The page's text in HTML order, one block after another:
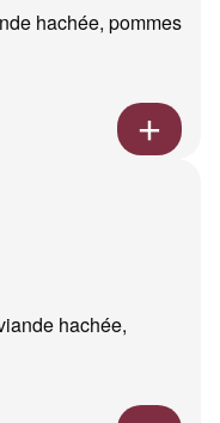
hachée, pommes
hachée,